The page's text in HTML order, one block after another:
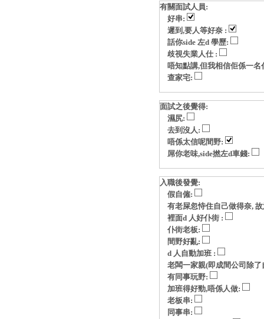
有關面試人員:
好串:
遲到,要人等好奈 :
話你side 左d 學歷:
歧視失業人仕 :
唔知點講,但我相信佢係一
查家宅:
面試之後覺得:
濕尻:
去到沒人:
唔係太信呢間野:
屌你老味,side撚左d車錢:
入職後發覺:
假自僱:
有老屎忽恃住自己做得奈,
裡面d 人好仆街 :
仆街老板:
間野好亂:
d 人自動加班 :
老闆一家親(即成間公司除
有同事玩野:
加班得好勁,唔係人做:
老板串:
同事串: